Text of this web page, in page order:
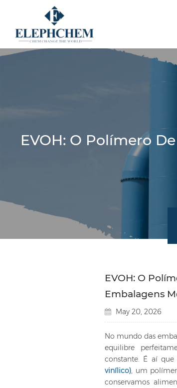
EVOH: O Polímero
EVOH: O
Embalagens
May 20, 2026
No mundo das
equilibre
constante. É aí
vinílico), um
conservamos